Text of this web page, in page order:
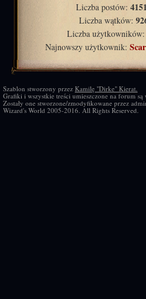
Liczba postów:
Liczba wątków:
Liczba użytkowników:
Najnowszy użytkownik:
Szablon stworzony przez Kamilę "Dirke" Kierat.
Grafiki i wszystkie treści umieszczone na forum są
Zostały one stworzone/zmodyfikowane przez
Wizard's World 2005-2016. All Rights Reserved.